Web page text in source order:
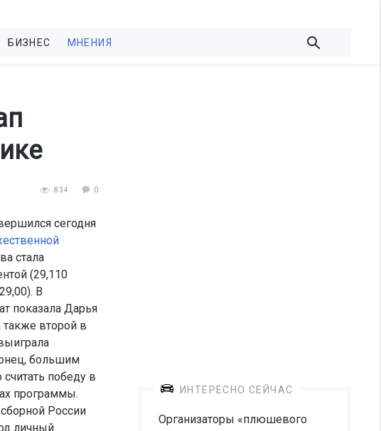
БИЗНЕС МНЕНИЯ
834 0
сегодня
стала
(29,110
В
показала Дарья
второй в
большим
победу в
программы.
России
личный
ИНТЕРЕСНО СЕЙЧАС
Организаторы «плюшевого